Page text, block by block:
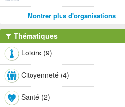
Montrer plus d'organisations
Thématiques
Loisirs (9)
Citoyenneté (4)
Santé (2)